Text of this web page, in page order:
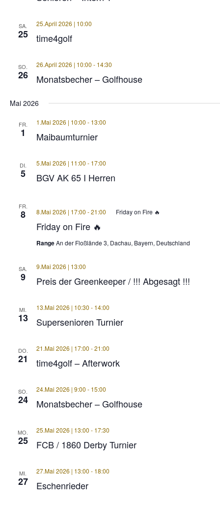
SA.
25 time4golf
25.April 2026 | 10:00
SO.
26 Monatsbecher – Golfhouse
26.April 2026 | 10:00 - 14:30
Mai 2026
FR.
1 Maibaumturnier
1.Mai 2026 | 10:00 - 13:00
DI.
5 BGV AK 65 I Herren
5.Mai 2026 | 11:00 - 17:00
FR.
8
Friday on Fire 🔥
8.Mai 2026 | 17:00 -21:00 Friday on Fire 🔥
RangeAn der Floßlände 3, Dachau, Bayern, Deutschland
SA.
9 Preis der Greenkeeper / !!! Abgesagt !!!
9.Mai 2026 | 13:00
MI.
13 Supersenioren Turnier
13.Mai 2026 | 10:30 - 14:00
DO.
21 time4golf – Afterwork
21.Mai 2026 | 17:00 -21:00
SO.
24 Monatsbecher – Golfhouse
24.Mai 2026 | 9:00 - 15:00
MO.
25 FCB / 1860 Derby Turnier
25.Mai 2026 | 13:00 - 17:30
MI.
27 Eschenrieder
27.Mai 2026 | 13:00 - 18:00